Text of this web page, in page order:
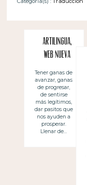
Artilingua,
web nueva
nuevecita…
Tener ganas de
avanzar, ganas
de progresar,
de sentirse
más legítimos,
dar pasitos que
nos ayuden a
prosperar.
Llenar de…